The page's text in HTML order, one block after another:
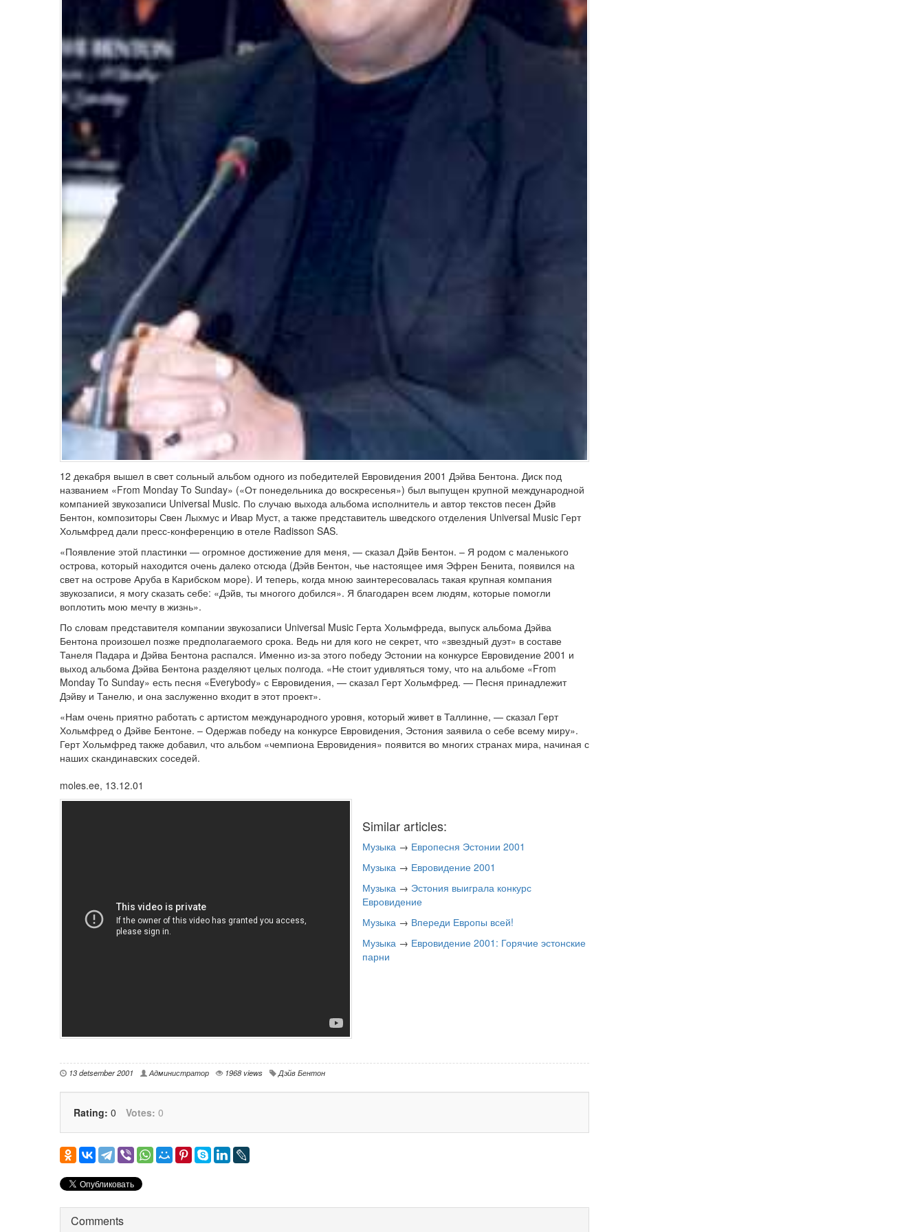
12 декабря вышел в свет сольный альбом одного из победителей Евровидения 2001 Дэйва Бентона. Диск под
названием «From Monday To Sunday» («От понедельника до воскресенья») был выпущен крупной международной
компанией звукозаписи Universal Music. По случаю выхода альбома исполнитель и автор текстов песен Дэйв
Бентон, композиторы Свен Лыхмус и Ивар Муст, а также представитель шведского отделения Universal Music Герт
Хольмфред дали пресс-конференцию в отеле Radisson SAS.
«Появление этой пластинки — огромное достижение для меня, — сказал Дэйв Бентон. – Я родом с маленького
острова, который находится очень далеко отсюда (Дэйв Бентон, чье настоящее имя Эфрен Бенита, появился на
свет на острове Аруба в Карибском море). И теперь, когда мною заинтересовалась такая крупная компания
звукозаписи, я могу сказать себе: «Дэйв, ты многого добился». Я благодарен всем людям, которые помогли
воплотить мою мечту в жизнь».
По словам представителя компании звукозаписи Universal Music Герта Хольмфреда, выпуск альбома Дэйва
Бентона произошел позже предполагаемого срока. Ведь ни для кого не секрет, что «звездный дуэт» в составе
Танеля Падара и Дэйва Бентона распался. Именно из-за этого победу Эстонии на конкурсе Евровидение 2001 и
выход альбома Дэйва Бентона разделяют целых полгода. «Не стоит удивляться тому, что на альбоме «From
Monday To Sunday» есть песня «Everybody» с Евровидения, — сказал Герт Хольмфред. — Песня принадлежит
Дэйву и Танелю, и она заслуженно входит в этот проект».
«Нам очень приятно работать с артистом международного уровня, который живет в Таллинне, — сказал Герт
Хольмфред о Дэйве Бентоне. – Одержав победу на конкурсе Евровидения, Эстония заявила о себе всему миру».
Герт Хольмфред также добавил, что альбом «чемпиона Евровидения» появится во многих странах мира, начиная с
наших скандинавских соседей.
moles.ee, 13.12.01
Similar articles:
Музыка → Европесня Эстонии 2001
Музыка → Евровидение 2001
Музыка → Эстония выиграла конкурс
Евровидение
Музыка → Впереди Европы всей!
Музыка → Евровидение 2001: Горячие эстонские
парни
13 detsember 2001 Администратор 1968 views Дэйв Бентон
Rating: 0 Votes: 0
Comments